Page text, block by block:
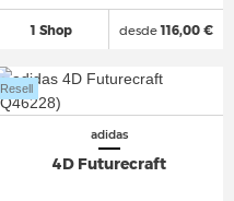
1 Shop desde116,00 €
adidas
4D Futurecraft
Resell